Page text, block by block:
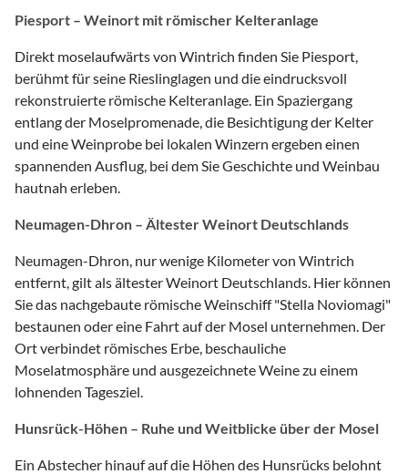
Piesport – Weinort mit römischer Kelteranlage
Direkt moselaufwärts von Wintrich finden Sie Piesport,
berühmt für seine Rieslinglagen und die eindrucksvoll
rekonstruierte römische Kelteranlage. Ein Spaziergang
entlang der Moselpromenade, die Besichtigung der Kelter
und eine Weinprobe bei lokalen Winzern ergeben einen
spannenden Ausflug, bei dem Sie Geschichte und Weinbau
hautnah erleben.
Neumagen-Dhron – Ältester Weinort Deutschlands
Neumagen-Dhron, nur wenige Kilometer von Wintrich
entfernt, gilt als ältester Weinort Deutschlands. Hier können
Sie das nachgebaute römische Weinschiff "Stella Noviomagi"
bestaunen oder eine Fahrt auf der Mosel unternehmen. Der
Ort verbindet römisches Erbe, beschauliche
Moselatmosphäre und ausgezeichnete Weine zu einem
lohnenden Tagesziel.
Hunsrück-Höhen – Ruhe und Weitblicke über der Mosel
Ein Abstecher hinauf auf die Höhen des Hunsrücks belohnt